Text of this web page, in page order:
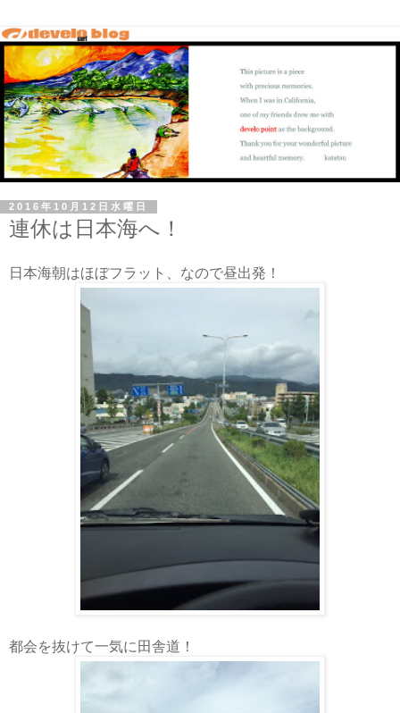
2016年10月12日水曜日
連休は日本海へ！
日本海朝はほぼフラット、なので昼出発！
都会を抜けて一気に田舎道！